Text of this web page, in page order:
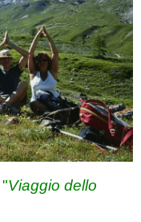
Viaggio dello